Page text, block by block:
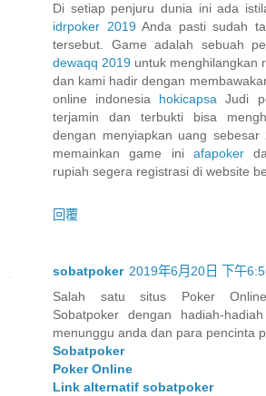
Di setiap penjuru dunia ini ada
idrpoker 2019Anda pasti sudah
tersebut. Game adalah sebuah
dewaqq 2019 untuk menghilangkan
dan kami hadir dengan
online indonesia hokicapsa Judi
terjamin dan terbukti bisa
dengan menyiapkan uang
memainkan game ini afapoker
rupiah segera registrasi di website
回覆
sobatpoker 2019年6月20日 下午
Salah satu situs Poker
Sobatpoker dengan hadiah-
menunggu anda dan para pencinta
Sobatpoker
Poker Online
Link alternatif sobatpoker